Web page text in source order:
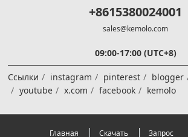
+8615380024001
sales@kemolo.com
09:00-17:00 (UTC+8)
Ссылки instagram pinterest blogger
youtube
x.com facebook kemolo
Главная Скачать Запрос